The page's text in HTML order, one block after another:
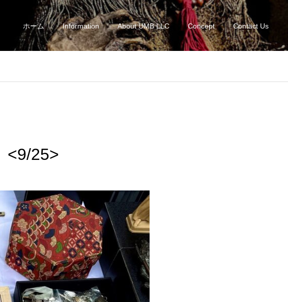
ホーム Information About UMB LLC Concept Contact Us
<9/25>